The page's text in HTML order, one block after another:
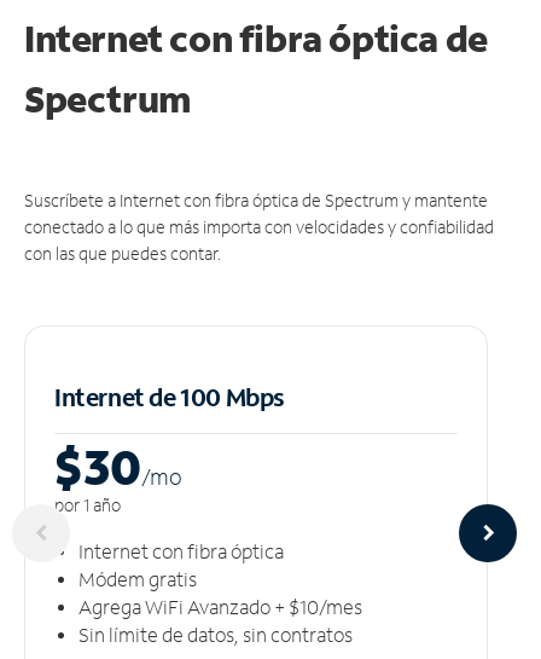
Internet con fibra óptica de
Spectrum
Suscríbete a Internet con fibra óptica de Spectrum y mantente
conectado a lo que más importa con velocidades y confiabilidad
con las que puedes contar.
Internet de 100 Mbps
$30/mo
por 1 año
Internet con fibra óptica
Módem gratis
Agrega WiFi Avanzado + $10/mes
Sin límite de datos, sin contratos